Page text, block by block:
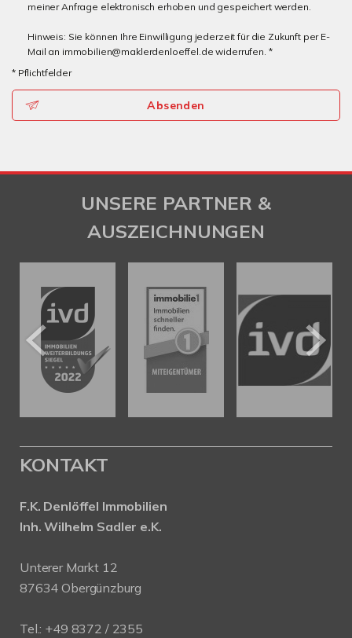
meiner Anfrage elektronisch erhoben und gespeichert werden.
Hinweis: Sie können Ihre Einwilligung jederzeit für die Zukunft per E-
Mail an immobilien@maklerdenloeffel.de widerrufen. *
* Pflichtfelder
Absenden
UNSERE PARTNER &
AUSZEICHNUNGEN
KONTAKT
F.K. Denlöffel Immobilien
Inh. Wilhelm Sadler e.K.
Unterer Markt 12
87634 Obergünzburg
Tel.: +49 8372 / 2355